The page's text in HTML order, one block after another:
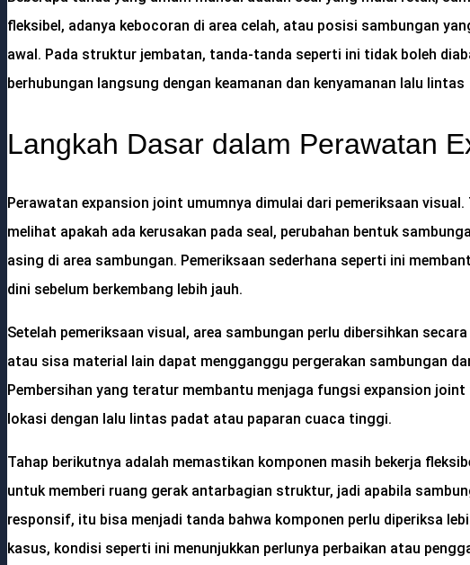
fleksibel, adanya kebocoran di area celah, atau posisi sambungan
awal. Pada struktur jembatan, tanda-tanda seperti ini tidak boleh
berhubungan langsung dengan keamanan dan kenyamanan lalu lintas
Langkah Dasar dalam Perawatan
Perawatan expansion joint umumnya dimulai dari pemeriksaan
melihat apakah ada kerusakan pada seal, perubahan bentuk
asing di area sambungan. Pemeriksaan sederhana seperti ini
dini sebelum berkembang lebih jauh.
Setelah pemeriksaan visual, area sambungan perlu dibersihkan
atau sisa material lain dapat mengganggu pergerakan sambungan
Pembersihan yang teratur membantu menjaga fungsi expansion
lokasi dengan lalu lintas padat atau paparan cuaca tinggi.
Tahap berikutnya adalah memastikan komponen masih bekerja
untuk memberi ruang gerak antarbagian struktur, jadi apabila
responsif, itu bisa menjadi tanda bahwa komponen perlu diperiksa
kasus, kondisi seperti ini menunjukkan perlunya perbaikan atau